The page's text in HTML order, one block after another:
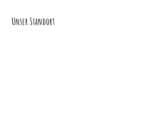
Unser Standort